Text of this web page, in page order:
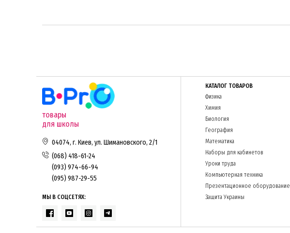
товары
для школы
04074, г. Киев, ул. Шимановского, 2/1
(068) 418-61-24
(093) 974-66-94
(095) 987-29-55
МЫ В СОЦСЕТЯХ:
КАТАЛОГ ТОВАРОВ
Физика
Химия
Биология
География
Математика
Наборы для кабинетов
Уроки труда
Компьютерная техника
Презентационное оборудование
Защита Украины